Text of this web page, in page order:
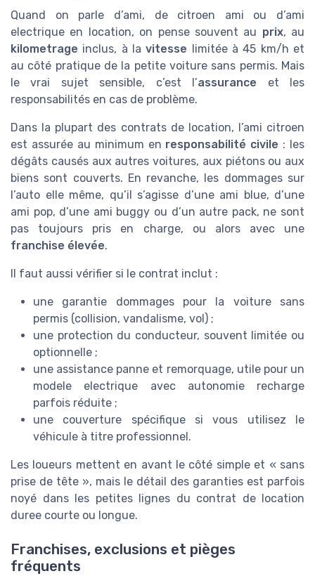
Quand on parle d’ami, de citroen ami ou d’ami
electrique en location, on pense souvent au prix, au
kilometrage inclus, à lavitesse limitée à 45 km/h et
au côté pratique de la petite voiture sans permis. Mais
le vrai sujet sensible, c’est l’assurance et les
responsabilités en cas de problème.
Dans la plupart des contrats de location, l’ami citroen
est assurée au minimum en responsabilité civile : les
dégâts causés aux autres voitures, aux piétons ou aux
biens sont couverts. En revanche, les dommages sur
l’auto elle même, qu’il s’agisse d’une ami blue, d’une
ami pop, d’une ami buggy ou d’un autre pack, ne sont
pas toujours pris en charge, ou alors avec une
franchise élevée.
Il faut aussi vérifier si le contrat inclut :
une garantie dommages pour la voiture sans
permis (collision, vandalisme, vol) ;
une protection du conducteur, souvent limitée ou
optionnelle ;
une assistance panne et remorquage, utile pour un
modele electrique avec autonomie recharge
parfois réduite ;
une couverture spécifique si vous utilisez le
véhicule à titre professionnel.
Les loueurs mettent en avant le côté simple et « sans
prise de tête », mais le détail des garanties est parfois
noyé dans les petites lignes du contrat de location
duree courte ou longue.
Franchises, exclusions et pièges
fréquents